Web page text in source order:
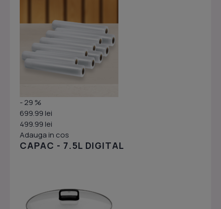
- 29 %
699.99 lei
499.99 lei
Adauga in cos
CAPAC - 7.5L DIGITAL